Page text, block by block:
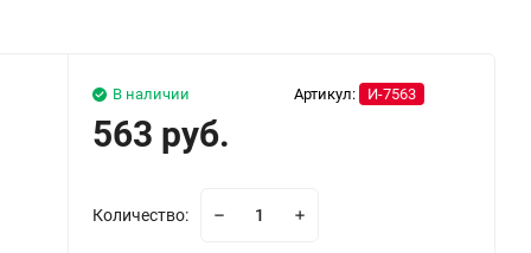
Артикул: И-7563
В наличии
563 руб.
Количество: